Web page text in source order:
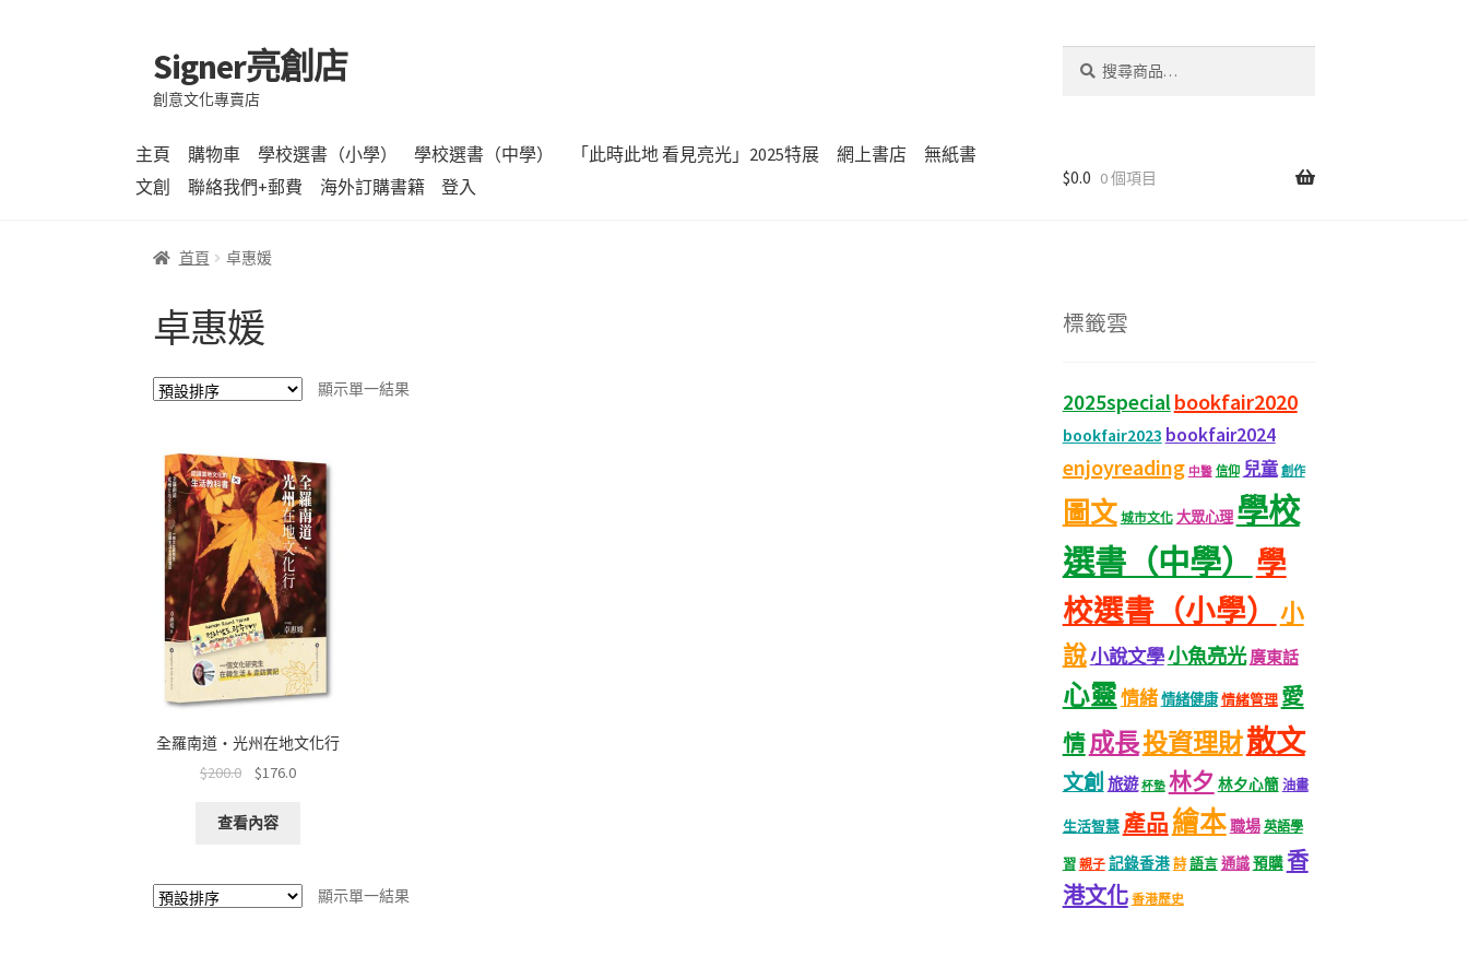
跳
至
導
列
跳
至
主
內
容
Signer亮創店
創意文化專賣店
主頁 購物車 學校選書（小學） 學校選書（中學） 「此時此地 看見亮光」2025特展 網上書店
無紙書
文創
聯絡我們+郵費 海外訂購書籍 登入 $0.0 0 個項目
首頁 卓惠媛
卓惠媛
顯示單一結果
全羅南道・光州在地文化行
$200.0 $176.0
查看內容
顯示單一結果
標籤雲
2025specialbookfair2020
bookfair2023 bookfair2024
enjoyreading 中醫 信仰 兒童 創作
圖文 城市文化 大眾心理 學校
選書（中學）
學
校選書（小學）
小
說小說文學小魚亮光廣東話
心靈情緒情緒健康情緒管理 愛
情成長投資理財散文
文創 旅遊 杯墊 林夕 林夕心簡 油畫
生活智慧 產品繪本職場 英語學
習 親子 記錄香港 詩 語言通識預購香
港文化 香港歷史